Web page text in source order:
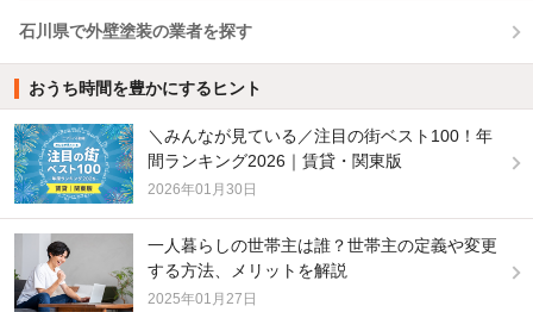
石川県で外壁塗装の業者を探す
おうち時間を豊かにするヒント
＼みんなが見ている／注目の街ベスト100！年
間ランキング2026｜賃貸・関東版
2026年01月30日
一人暮らしの世帯主は誰？世帯主の定義や変更
する方法、メリットを解説
2025年01月27日